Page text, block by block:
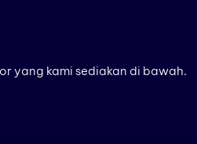
yang kami sediakan di bawah.